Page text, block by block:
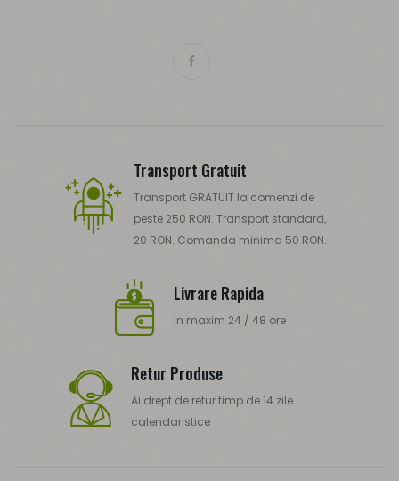
Transport Gratuit
Transport GRATUIT la comenzi de
peste 250 RON. Transport standard,
20 RON. Comanda minima 50 RON.
Livrare Rapida
In maxim 24 / 48 ore
Retur Produse
Ai drept de retur timp de 14 zile
calendaristice